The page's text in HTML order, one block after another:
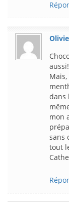
aussi!
dans
mon
sans
tout